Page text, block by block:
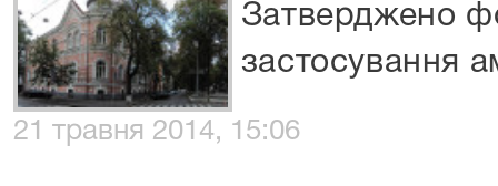
Затверджено
застосування
21 травня 2014, 15:06